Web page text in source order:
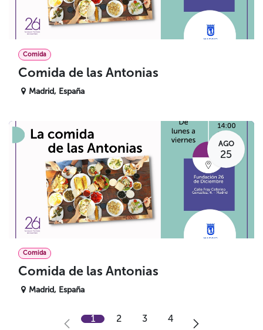
Comida
Comida de las Antonias
Madrid, España
AGO
25
Comida
Comida de las Antonias
Madrid, España
1 2 3 4